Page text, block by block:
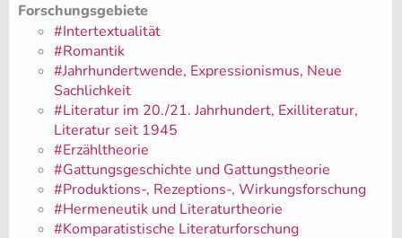
Forschungsgebiete
#Intertextualität
#Romantik
#Jahrhundertwende, Expressionismus, Neue
Sachlichkeit
#Literatur im 20./21. Jahrhundert, Exilliteratur,
Literatur seit 1945
#Erzähltheorie
#Gattungsgeschichte und Gattungstheorie
#Produktions-, Rezeptions-, Wirkungsforschung
#Hermeneutik und Literaturtheorie
#Komparatistische Literaturforschung